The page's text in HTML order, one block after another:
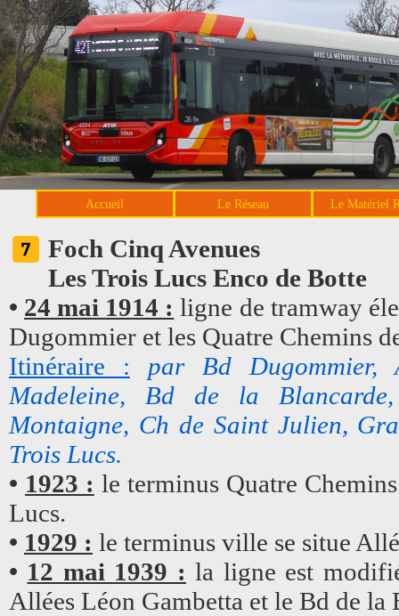
Accueil Le Réseau Le Matériel
Foch Cinq Avenues
Les Trois Lucs Enco de Botte
• 24 mai 1914 : ligne de tramway
Dugommier et les Quatre Chemins
Itinéraire :
par Bd
Madeleine, Bd de la
Montaigne, Ch de Saint Julien,
Trois Lucs.
• 1923 : le terminus Quatre
Lucs.
• 1929 : le terminus ville se situe
• 12 mai 1939 : la ligne est
Allées Léon Gambetta et le Bd de la